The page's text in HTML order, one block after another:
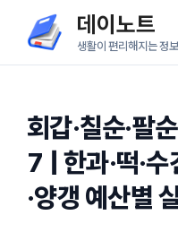
츠
데이노트
생활이 편리해지는 정보
회갑·칠순·팔
7 | 한과·떡·수
·양갱 예산별